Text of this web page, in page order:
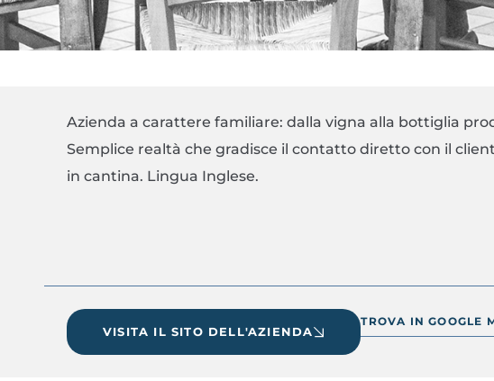
Azienda a carattere familiare: dalla vigna alla bottiglia
Semplice realtà che gradisce il contatto diretto con il
in cantina. Lingua Inglese.
VISITA IL SITO DELL'AZIENDA
TROVA IN GOOGLE